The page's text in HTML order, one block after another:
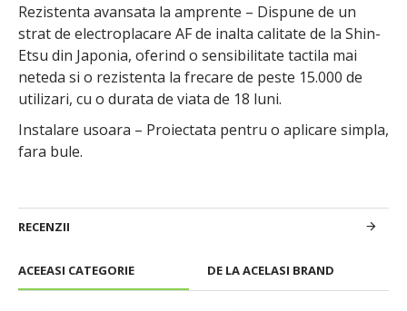
ACEEASI CATEGORIE DE LA ACELASI BRAND
Rezistenta avansata la amprente – Dispune de un
strat de electroplacare AF de inalta calitate de la Shin-
Etsu din Japonia, oferind o sensibilitate tactila mai
neteda si o rezistenta la frecare de peste 15.000 de
utilizari, cu o durata de viata de 18 luni.
Instalare usoara – Proiectata pentru o aplicare simpla,
fara bule.
RECENZII